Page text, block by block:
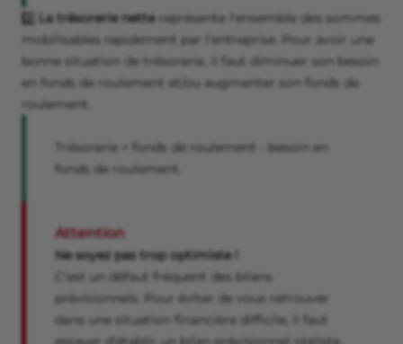
3️⃣ La trésorerie nettereprésente l'ensemble des sommes
mobilisables rapidement par l'entreprise. Pour avoir une
bonne situation de trésorerie, il faut diminuer son besoin
en fonds de roulement et/ou augmenter son fonds de
roulement.
Trésorerie = fonds de roulement - besoin en
fonds de roulement.
Attention
Ne soyez pas trop optimiste !
C'est un défaut fréquent des bilans
prévisionnels. Pour éviter de vous retrouver
dans une situation financière difficile, il faut